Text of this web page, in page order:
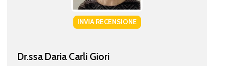
INVIA RECENSIONE
Dr.ssa Daria Carli Giori